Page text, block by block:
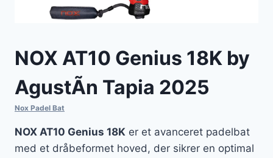
NOX AT10 Genius 18K by
AgustÃ­n Tapia 2025
Nox Padel Bat
NOX AT10 Genius 18K er et avanceret padelbat
med et dråbeformet hoved, der sikrer en optimal